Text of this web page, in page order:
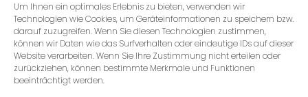
Um Ihnen ein optimales Erlebnis zu bieten, verwenden wir
Technologien wie Cookies, um Geräteinformationen zu speichern bzw.
darauf zuzugreifen. Wenn Sie diesen Technologien zustimmen,
können wir Daten wie das Surfverhalten oder eindeutige IDs auf dieser
Website verarbeiten. Wenn Sie Ihre Zustimmung nicht erteilen oder
zurückziehen, können bestimmte Merkmale und Funktionen
beeinträchtigt werden.